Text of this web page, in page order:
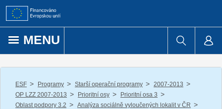
Přejít k obsahu
MENU
ESF / Programy / Starší operační programy / 2007-2013 /
OP LZZ 2007-2013 / Prioritní osy / Prioritní osa 3 /
Oblast podpory 3.2 / Analýza sociálně vyloučených lokalit v ČR /